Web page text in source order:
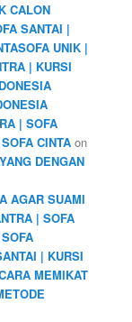
CALON
SANTAI |
UNIK |
| KURSI
| SOFA
CINTA on
DENGAN
AGAR SUAMI
| SOFA
| KURSI
MEMIKAT